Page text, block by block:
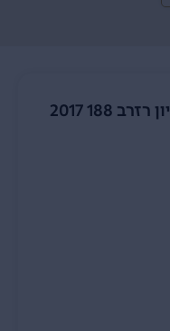
188 2017